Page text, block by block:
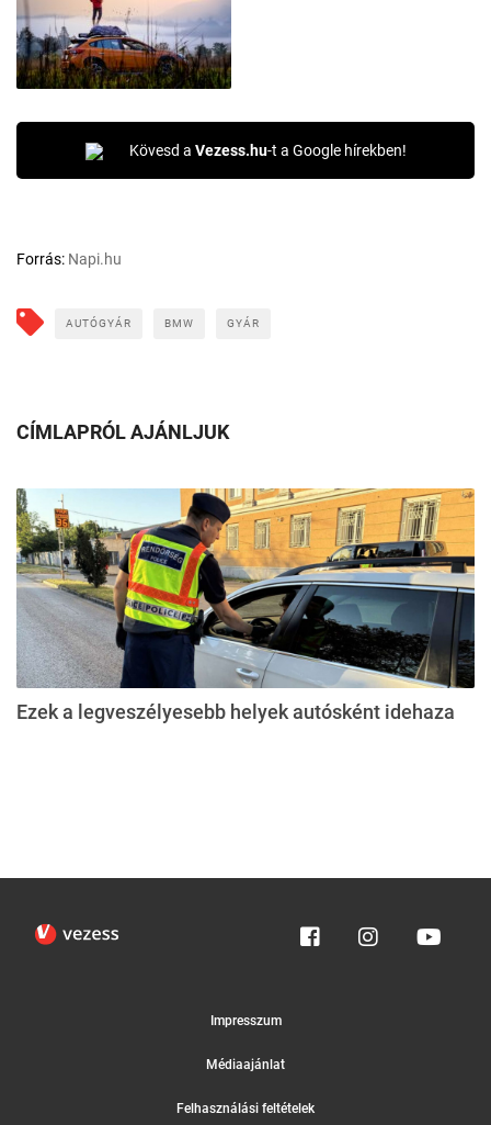
Kövesd a Vezess.hu-t a Google hírekben!
Forrás: Napi.hu
AUTÓGYÁR BMW GYÁR
CÍMLAPRÓL AJÁNLJUK
Ezek a legveszélyesebb helyek autósként idehaza
Impresszum
Médiaajánlat
Felhasználási feltételek